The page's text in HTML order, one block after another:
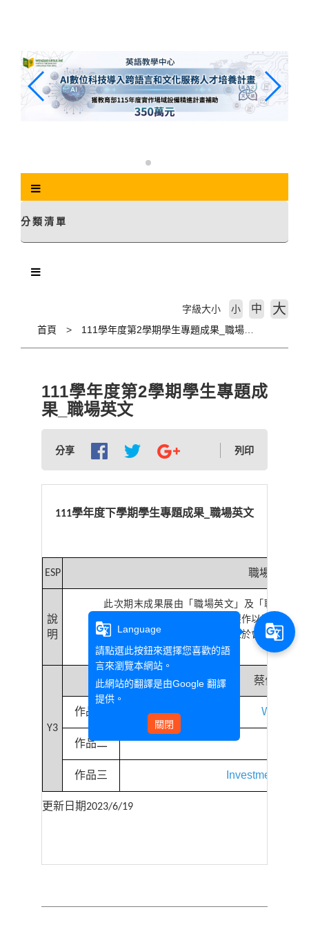
分類清單
首頁
字級大小 小 中 大
111學年度第2學期學生專題成
果_職場英文
分享 列印
111學年度下學期學生專題成果 職場英文
ESP 職場英文
說
明
此次期末成果展由「職場英文」及「職能與
出。學生透過影片拍攝、簡報製作以及海報
資理財、緩解衝突技巧等，學生於會場中提供
成果。
Y3
蔡佳蓉
作品一 Ways of
作品二
作品三 Investment and
更新日期2023/6/19
g_translate
Language
請點選此按鈕來選擇您喜歡的語
言來瀏覽本網站。
此網站的翻譯是由Google 翻譯
提供。
關閉
g_translate